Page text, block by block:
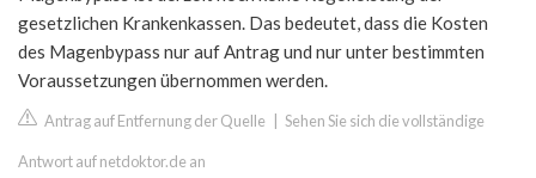
gesetzlichen Krankenkassen. Das bedeutet, dass die Kosten
des Magenbypass nur auf Antrag und nur unter bestimmten
Voraussetzungen übernommen werden.
Antrag auf Entfernung der Quelle Sehen Sie sich die vollständige
Antwort auf netdoktor.de an